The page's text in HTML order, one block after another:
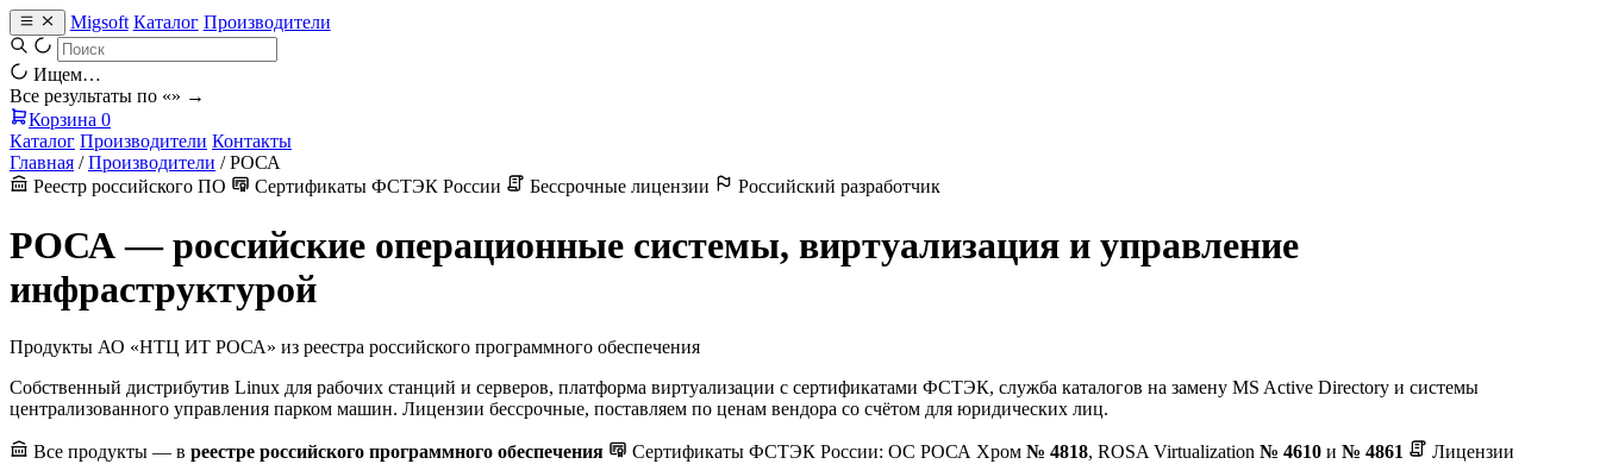
Migsoft Каталог Производители
Ищем…
Все результаты по «» →
Корзина 0
Каталог Производители Контакты
Главная / Производители / РОСА
Реестр российского ПО
Сертификаты ФСТЭК России Бессрочные лицензии Российский разработчик
РОСА — российские операционные системы, виртуализация и управление
инфраструктурой
Продукты АО «НТЦ ИТ РОСА» из реестра российского программного обеспечения
Собственный дистрибутив Linux для рабочих станций и серверов, платформа виртуализации с сертификатами ФСТЭК, служба каталогов на замену MS Active Directory и системы
централизованного управления парком машин. Лицензии бессрочные, поставляем по ценам вендора со счётом для юридических лиц.
Все продукты — в реестре российского программного обеспечения Сертификаты ФСТЭК России: ОС РОСА Хром № 4818, ROSA Virtualization № 4610 и № 4861
Лицензии